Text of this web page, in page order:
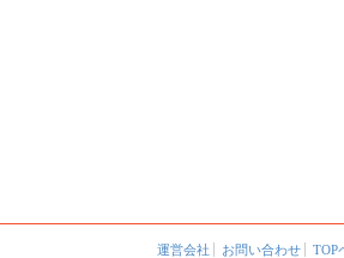
運営会社 お問い合わせ TOP